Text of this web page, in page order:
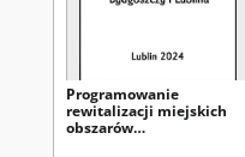
Programowanie
rewitalizacji miejskich
obszarów